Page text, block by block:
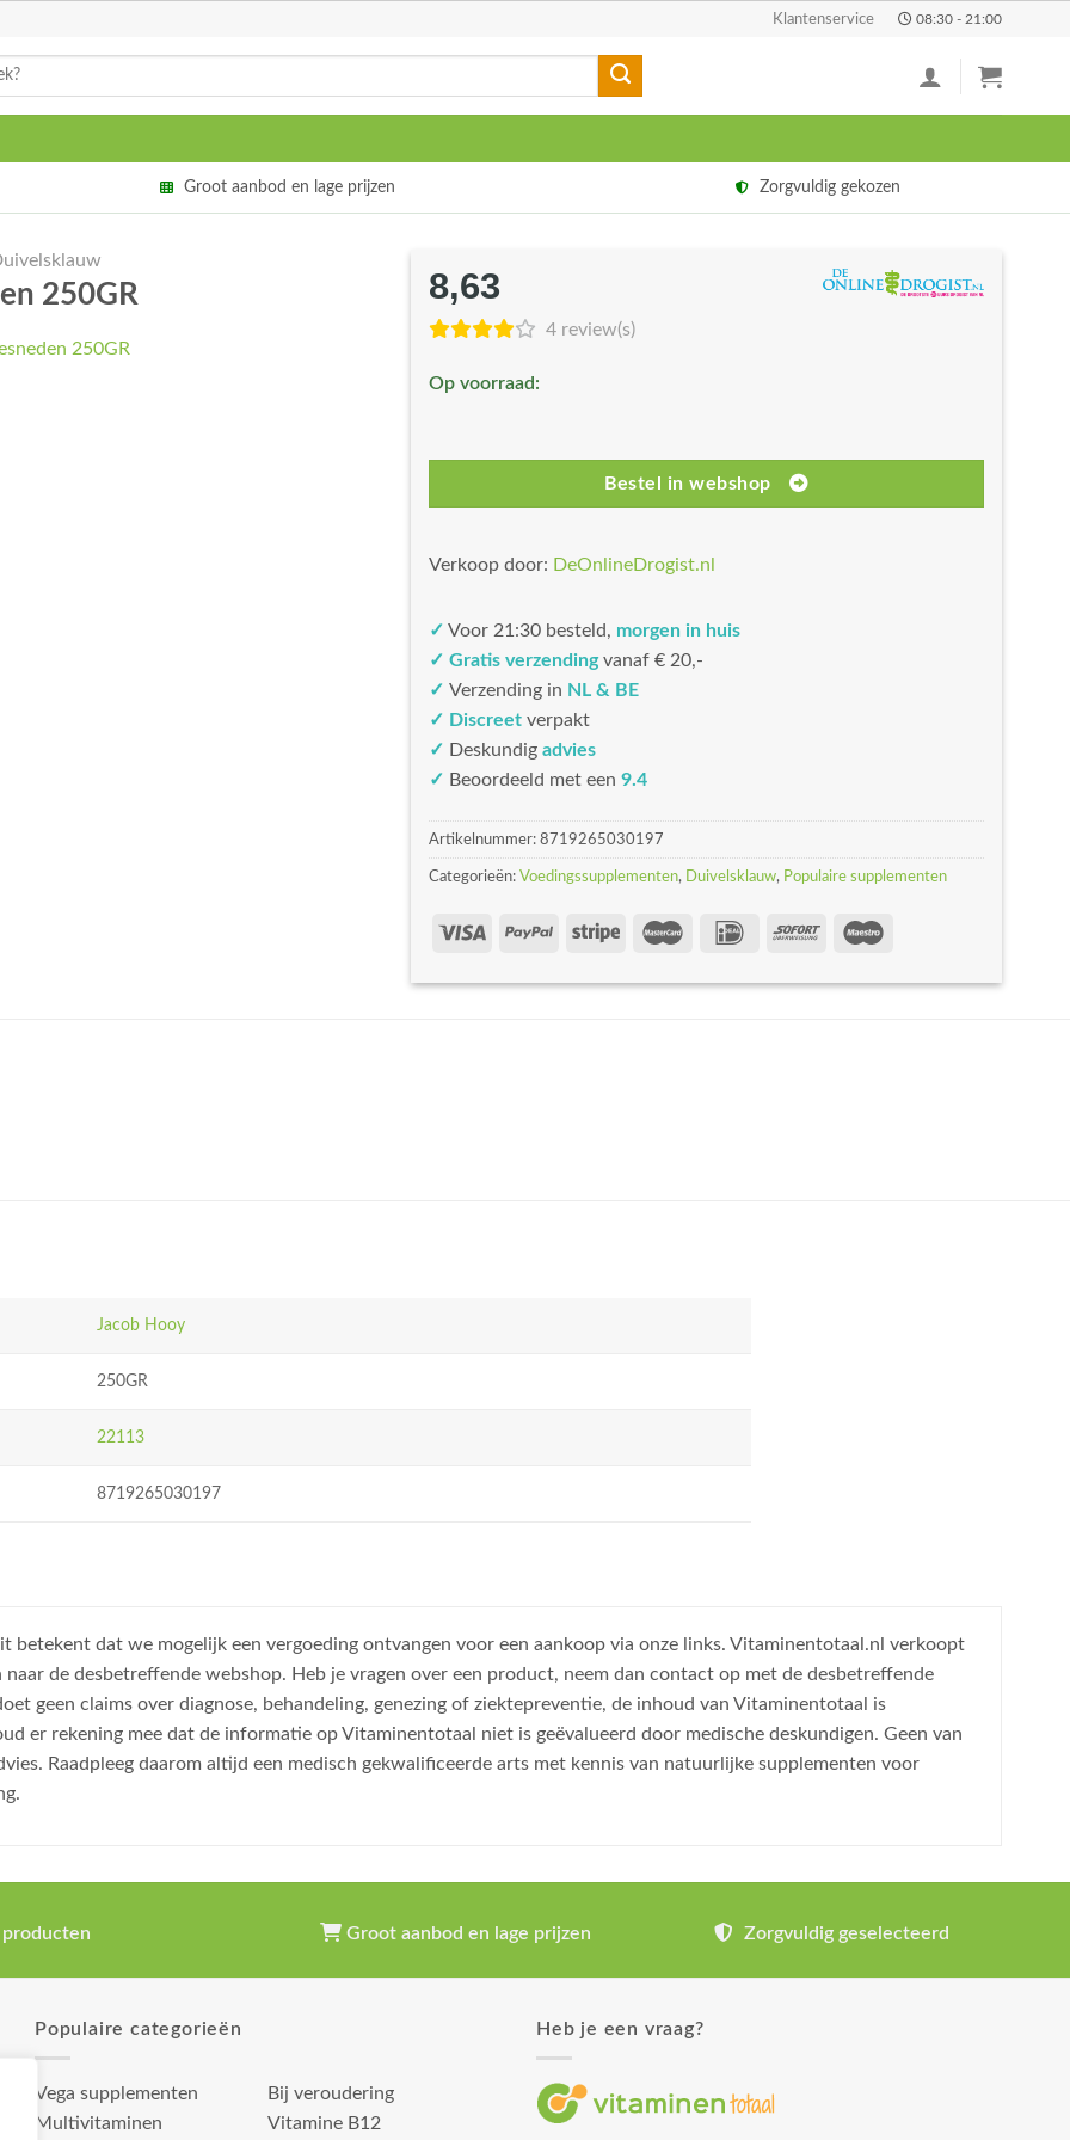
Klantenservice 08:30 - 21:00
Groot aanbod en lage prijzen Zorgvuldig gekozen
250GR 8,63
4 review(s)
Op voorraad:
Bestel in webshop
Verkoop door: DeOnlineDrogist.nl
✓ Voor 21:30 besteld, morgen in huis
✓ Gratis verzendingvanaf € 20,-
✓ Verzending in NL & BE
✓ Discreet verpakt
✓ Deskundig advies
✓ Beoordeeld met een 9.4
Artikelnummer: 8719265030197
Categorieën: Voedingssupplementen, Duivelsklauw, Populaire supplementen
Jacob Hooy
250GR
22113
8719265030197
dat we mogelijk een vergoeding ontvangen voor een aankoop via onze links. Vitaminentotaal.nl verkoopt
de desbetreffende webshop. Heb je vragen over een product, neem dan contact op met de desbetreffende
geen claims over diagnose, behandeling, genezing of ziektepreventie, de inhoud van Vitaminentotaal is
er rekening mee dat de informatie op Vitaminentotaal niet is geëvalueerd door medische deskundigen. Geen van
Raadpleeg daarom altijd een medisch gekwalificeerde arts met kennis van natuurlijke supplementen voor
producten Groot aanbod en lage prijzen Zorgvuldig geselecteerd
Populaire categorieën
Vega supplementen
Multivitaminen
Bij veroudering
Vitamine B12
Heb je een vraag?